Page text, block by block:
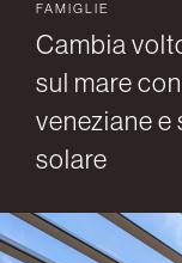
FAMIGLIE
Cambia
sul mare
veneziane
solare